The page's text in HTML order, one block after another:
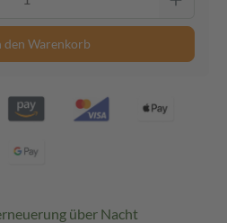
den Warenkorb
über Nacht